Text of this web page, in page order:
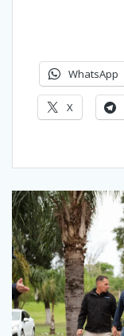
WhatsApp
X